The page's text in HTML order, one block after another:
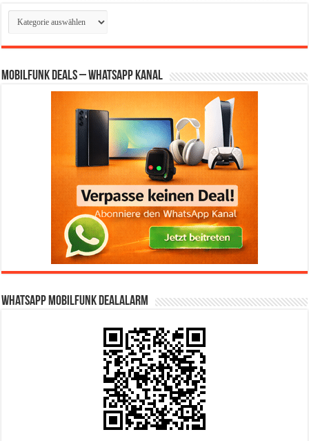
Kategorien
Mobilfunk Deals – WhatsApp Kanal
WhatsApp Mobilfunk DealAlarm